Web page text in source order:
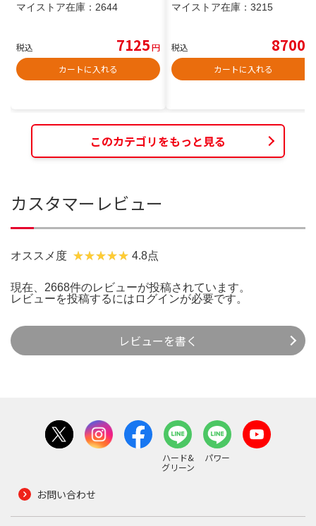
マイストア在庫： 2644
税込 7125円
カートに入れる
マイストア在庫： 3215
税込 8700
カートに入れる
このカテゴリをもっと見る
カスタマーレビュー
オススメ度 4.8点
現在、2668件のレビューが投稿されています。
レビューを投稿するには ログインが必要です。
レビューを書く
ハード&
グリーン
パワー
お問い合わせ